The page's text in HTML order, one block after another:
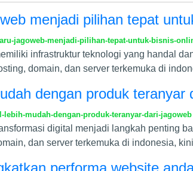
menjadi pilihan tepat
jagoweb-menjadi-pilihan-tepat-untuk-bisnis-
infrastruktur teknologi yang handal
domain, dan server terkemuka di
dengan produk teranyar
mudah-dengan-produk-teranyar-dari-jagoweb
digital menjadi langkah penting
dan server terkemuka di indonesia,
performa website